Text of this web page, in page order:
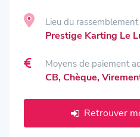
Lieu du rassemblement
Prestige Karting Le
Moyens de paiement
CB, Chèque,
Retrouver